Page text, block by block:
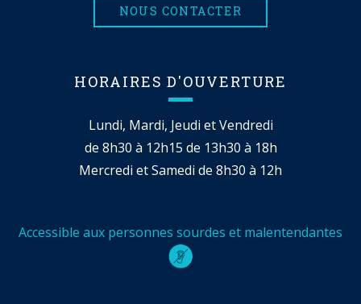
NOUS CONTACTER
HORAIRES D'OUVERTURE
Lundi, Mardi, Jeudi et Vendredi
de 8h30 à 12h15 de 13h30 à 18h
Mercredi et Samedi de 8h30 à 12h
Accessible aux personnes sourdes et malentendantes